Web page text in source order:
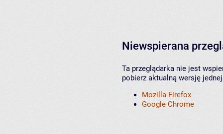
Niewspierana
Ta przeglądarka nie jest
pobierz aktualną wersję
Mozilla Firefox
Google Chrome